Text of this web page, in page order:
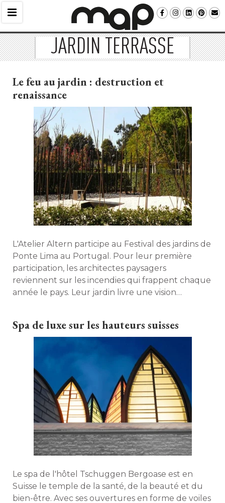
JARDIN TERRASSE
Le feu au jardin : destruction et
renaissance
L'Atelier Altern participe au Festival des jardins de
Ponte Lima au Portugal. Pour leur première
participation, les architectes paysagers
reviennent sur les incendies qui frappent chaque
année le pays. Leur jardin livre une vision
Spa de luxe sur les hauteurs suisses
Le spa de l'hôtel Tschuggen Bergoase est en
Suisse le temple de la santé, de la beauté et du
bien-être. Avec ses ouvertures en forme de voiles